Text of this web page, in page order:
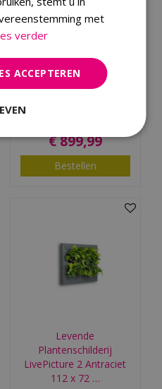
Levende
Plantenschilderij
€899,99
Bestellen
Levende
Plantenschilderij
LivePicture 2 Antraciet
112 x 72 …
met
verder
ACCEPTEREN